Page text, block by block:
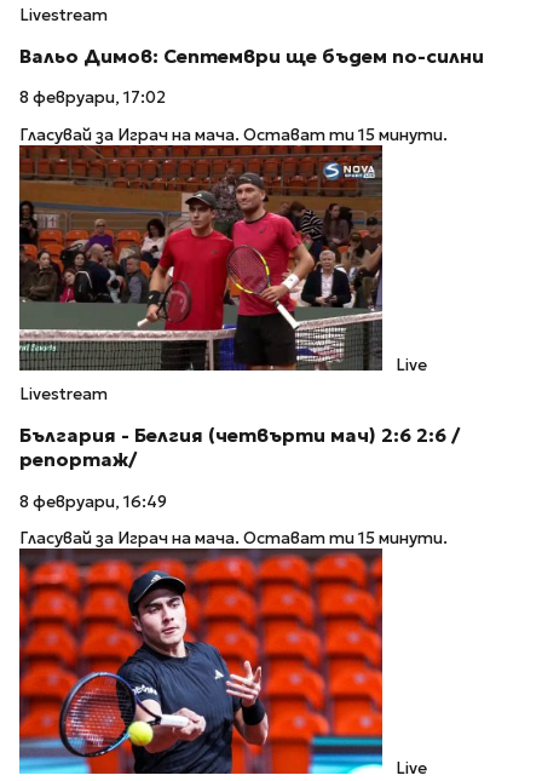
Livestream
Вальо Димов: Септември ще бъдем по-силни
8 февруари, 17:02
Гласувай за Играч на мача. Остават ти 15 минути.
Live
Livestream
България - Белгия (четвърти мач) 2:6 2:6 /
репортаж/
8 февруари, 16:49
Гласувай за Играч на мача. Остават ти 15 минути.
Live